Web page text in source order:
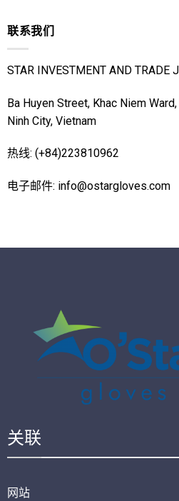
联系我们
STAR INVESTMENT AND TRADE
Ba Huyen Street, Khac Niem
Ninh City, Vietnam
热线: (+84)223810962
电子邮件: info@ostargloves.com
关联
网站